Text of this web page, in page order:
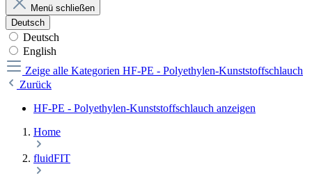
Menü schließen
Deutsch
Deutsch
English
Zeige alle Kategorien HF-PE - Polyethylen-Kunststoffschlauch
Zurück
HF-PE - Polyethylen-Kunststoffschlauch anzeigen
Home
fluidFIT